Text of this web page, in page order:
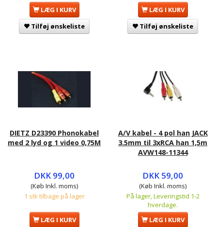
LÆG I KURV
Tilføj ønskeliste
LÆG I KURV
Tilføj ønskeliste
DIETZ D23390 Phonokabel
med 2 lyd og 1 video 0,75M
DKK 99,00
(Køb Inkl. moms)
1 stk tilbage på lager
LÆG I KURV
A/V kabel - 4 pol han JACK
3.5mm til 3xRCA han 1,5m
AVW148-11344
DKK 59,00
(Køb Inkl. moms)
På lager, Leveringstid 1-2
hverdage.
LÆG I KURV